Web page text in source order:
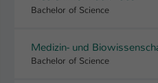
Bachelor of Science
Medizin- und
Bachelor of Science
Anbieter TYPO3
Laufzeit 1 Woche